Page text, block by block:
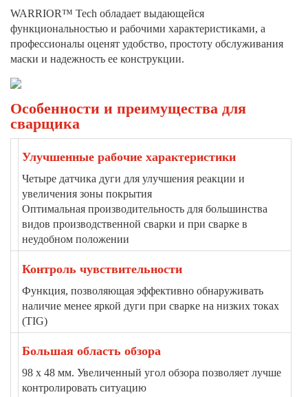
WARRIOR™ Tech обладает выдающейся
функциональностью и рабочими характеристиками, а
профессионалы оценят удобство, простоту обслуживания
маски и надежность ее конструкции.
Особенности и преимущества для
сварщика
Улучшенные рабочие характеристики
Четыре датчика дуги для улучшения реакции и
увеличения зоны покрытия
Оптимальная производительность для большинства
видов производственной сварки и при сварке в
неудобном положении
Контроль чувствительности
Функция, позволяющая эффективно обнаруживать
наличие менее яркой дуги при сварке на низких токах
(TIG)
Большая область обзора
98 x 48 мм. Увеличенный угол обзора позволяет лучше
контролировать ситуацию